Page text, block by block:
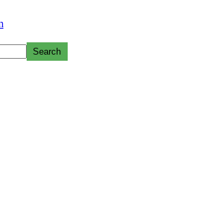
Search